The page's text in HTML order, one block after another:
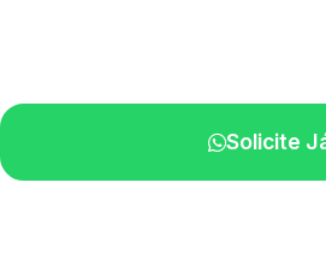
Solicite